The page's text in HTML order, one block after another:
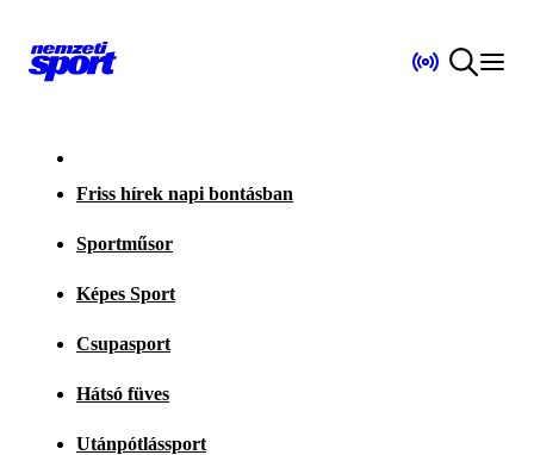
Friss hírek napi bontásban
Sportműsor
Képes Sport
Csupasport
Hátsó füves
Utánpótlássport